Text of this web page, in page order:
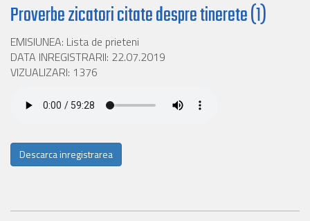
Proverbe zicatori citate despre tinerete (1)
EMISIUNEA: Lista de prieteni
DATA INREGISTRARII: 22.07.2019
VIZUALIZARI: 1376
Descarca inregistrarea